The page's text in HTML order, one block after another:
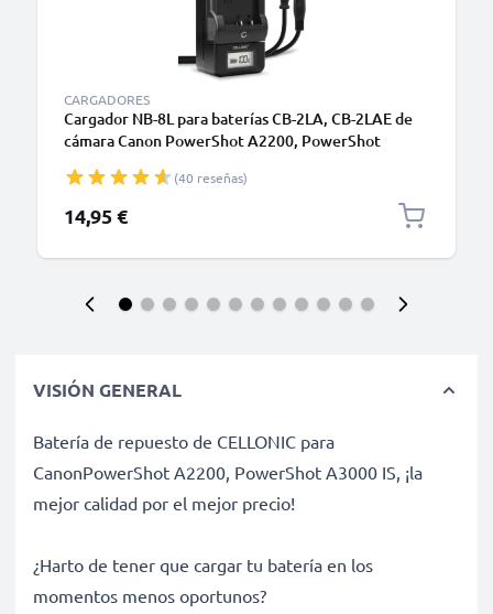
CARGADORES
Cargador NB-8L para baterías CB-2LA, CB-2LAE de
cámara Canon PowerShot A2200, PowerShot
de CELLONIC
(40 reseñas)
14,95 €
VISIÓN GENERAL
Batería de repuesto de CELLONIC para
CanonPowerShot A2200, PowerShot A3000 IS, ¡la
mejor calidad por el mejor precio!
¿Harto de tener que cargar tu batería en los
momentos menos oportunos?